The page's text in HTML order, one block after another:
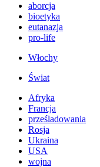
aborcja
bioetyka
eutanazja
pro-life
Włochy
Świat
Afryka
Francja
prześladowania
Rosja
Ukraina
USA
wojna